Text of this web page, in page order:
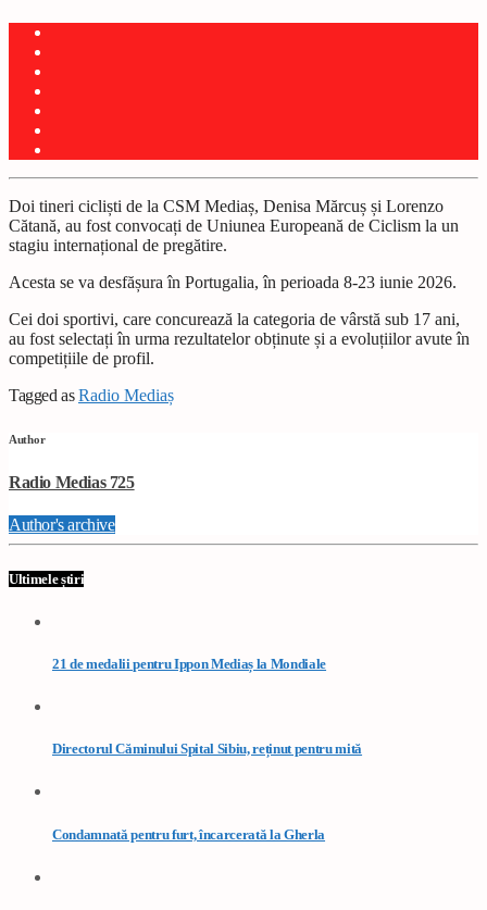
Doi tineri cicliști de la CSM Mediaș, Denisa Mărcuș și Lorenzo
Cătană, au fost convocați de Uniunea Europeană de Ciclism la un
stagiu internațional de pregătire.
Acesta se va desfășura în Portugalia, în perioada 8-23 iunie 2026.
Cei doi sportivi, care concurează la categoria de vârstă sub 17 ani,
au fost selectați în urma rezultatelor obținute și a evoluțiilor avute în
competițiile de profil.
Tagged asRadio Mediaș
Author
Radio Medias 725
Author's archive
Ultimele știri
21 de medalii pentru Ippon Mediaș la Mondiale
Directorul Căminului Spital Sibiu, reținut pentru mită
Condamnată pentru furt, încarcerată la Gherla